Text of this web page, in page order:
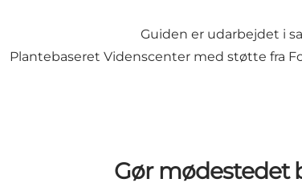
Guiden er udarbejdet i
Plantebaseret Videnscentermed støtte fra
Gør